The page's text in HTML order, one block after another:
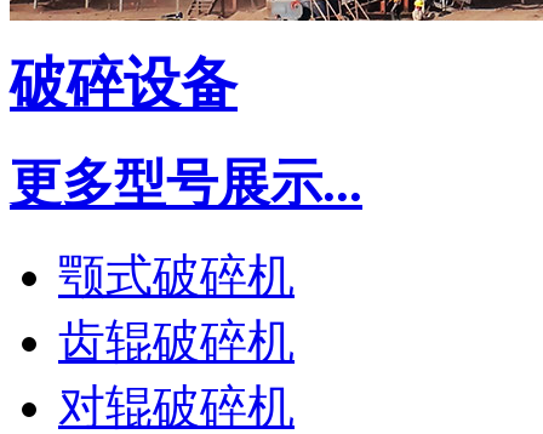
破碎设备
更多型号展示...
颚式破碎机
齿辊破碎机
对辊破碎机